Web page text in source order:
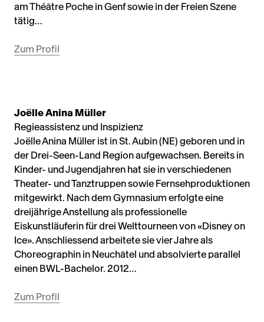
am Théâtre Poche in Genf sowie in der Freien Szene
tätig…
Zum Profil
Joëlle Anina Müller
Regieassistenz und Inspizienz
Joëlle Anina Müller ist in St. Aubin (NE) geboren und in
der Drei-Seen-Land Region aufgewachsen. Bereits in
Kinder- und Jugendjahren hat sie in verschiedenen
Theater- und Tanztruppen sowie Fernsehproduktionen
mitgewirkt. Nach dem Gymnasium erfolgte eine
dreijährige Anstellung als professionelle
Eiskunstläuferin für drei Welttourneen von «Disney on
Ice». Anschliessend arbeitete sie vier Jahre als
Choreographin in Neuchâtel und absolvierte parallel
einen BWL-Bachelor. 2012…
Zum Profil